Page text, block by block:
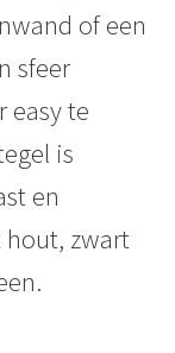
of een
sfeer
easy te
is
en
zwart